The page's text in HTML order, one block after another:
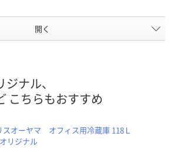
開く
ナル、
こちらもおすすめ
スオーヤマ オフィス用冷蔵庫 118Ｌ
リジナル